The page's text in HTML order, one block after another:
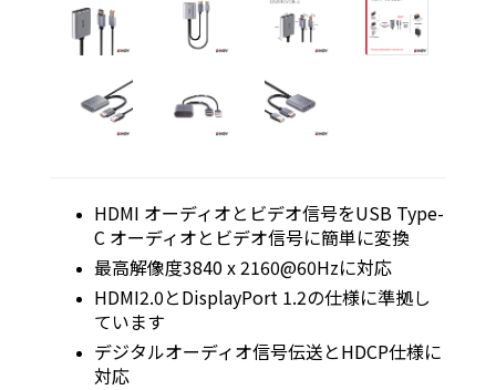
HDMI オーディオとビデオ信号をUSB Type-
C オーディオとビデオ信号に簡単に変換
最高解像度3840 x 2160@60Hzに対応
HDMI2.0とDisplayPort 1.2の仕様に準拠し
ています
デジタルオーディオ信号伝送とHDCP仕様に
対応